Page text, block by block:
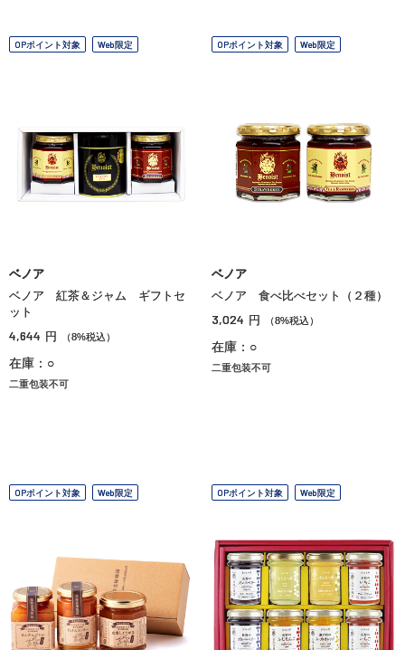
OPポイント対象 Web限定
ベノア
ベノア 紅茶＆ジャム ギフトセ
ット
4,644 円 （8%税込）
在庫：○
二重包装不可
OPポイント対象 Web限定
ベノア
ベノア 食べ比べセット（２種）
3,024 円 （8%税込）
在庫：○
二重包装不可
OPポイント対象 Web限定 OPポイント対象 Web限定